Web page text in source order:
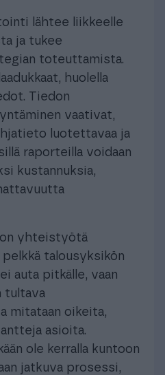
lähtee liikkeelle
ja tukee
toteuttamista.
huolella
Tiedon
vaativat,
luotettavaa ja
raporteilla voidaan
kustannuksia,
yhteistyötä
pelkkä talousyksikön
auta pitkälle, vaan
tultava
mitataan oikeita,
asioita.
ole kerralla kuntoon
jatkuva prosessi,